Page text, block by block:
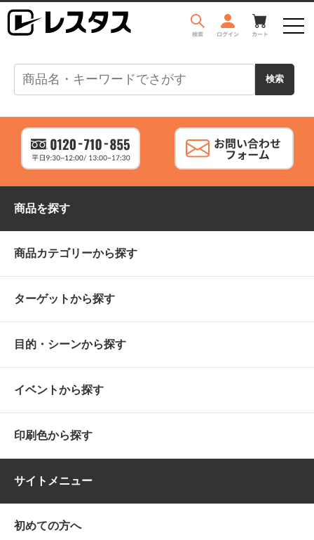
商品を探す
商品カテゴリーから探す
ターゲットから探す
目的・シーンから探す
イベントから探す
印刷色から探す
サイトメニュー
初めての方へ